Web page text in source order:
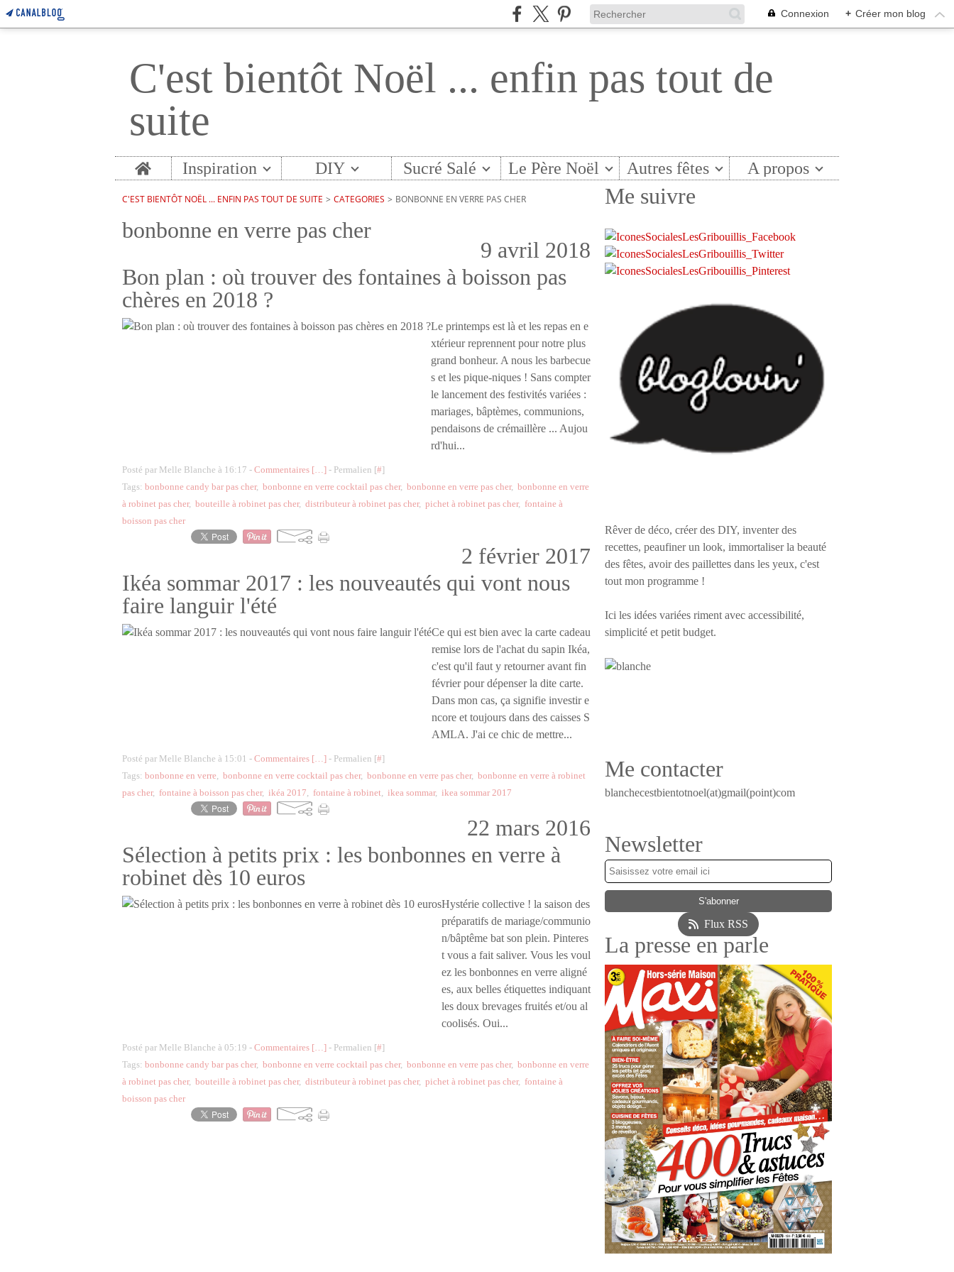
Connexion + Créer mon blog
C'est bientôt Noël ... enfin pas tout de
suite
Home Inspiration DIY Sucré Salé Le Père Noël Autres fêtes A propos
C'EST BIENTÔT NOËL ... ENFIN PAS TOUT DE SUITE > CATEGORIES > BONBONNE EN VERRE PAS CHER
bonbonne en verre pas cher
9 avril 2018
Bon plan : où trouver des fontaines à boisson pas
chères en 2018 ?
Le printemps est là et les repas en e
xtérieur reprennent pour notre plus
grand bonheur. A nous les barbecue
s et les pique-niques ! Sans compter
le lancement des festivités variées :
mariages, bâptèmes, communions,
pendaisons de crémaillère ... Aujou
rd'hui...
Posté par Melle Blanche à 16:17 - Commentaires […] - Permalien [#]
Tags: bonbonne candy bar pas cher, bonbonne en verre cocktail pas cher, bonbonne en verre pas cher, bonbonne en verre
à robinet pas cher, bouteille à robinet pas cher, distributeur à robinet pas cher, pichet à robinet pas cher, fontaine à
boisson pas cher
2 février 2017
Ikéa sommar 2017 : les nouveautés qui vont nous
faire languir l'été
Ce qui est bien avec la carte cadeau
remise lors de l'achat du sapin Ikéa,
c'est qu'il faut y retourner avant fin
février pour dépenser la dite carte.
Dans mon cas, ça signifie investir e
ncore et toujours dans des caisses S
AMLA. J'ai ce chic de mettre...
Posté par Melle Blanche à 15:01 - Commentaires […] - Permalien [#]
Tags: bonbonne en verre, bonbonne en verre cocktail pas cher, bonbonne en verre pas cher, bonbonne en verre à robinet
pas cher, fontaine à boisson pas cher, ikéa 2017, fontaine à robinet, ikea sommar, ikea sommar 2017
22 mars 2016
Sélection à petits prix : les bonbonnes en verre à
robinet dès 10 euros
Hystérie collective ! la saison des
préparatifs de mariage/communio
n/bâptême bat son plein. Pinteres
t vous a fait saliver. Vous les voul
ez les bonbonnes en verre aligné
es, aux belles étiquettes indiquant
les doux brevages fruités et/ou al
coolisés. Oui...
Posté par Melle Blanche à 05:19 - Commentaires […] - Permalien [#]
Tags: bonbonne candy bar pas cher, bonbonne en verre cocktail pas cher, bonbonne en verre pas cher, bonbonne en verre
à robinet pas cher, bouteille à robinet pas cher, distributeur à robinet pas cher, pichet à robinet pas cher, fontaine à
boisson pas cher
Me suivre
Rêver de déco, créer des DIY, inventer des
recettes, peaufiner un look, immortaliser la beauté
des fêtes, avoir des paillettes dans les yeux, c'est
tout mon programme !
Ici les idées variées riment avec accessibilité,
simplicité et petit budget.
Me contacter
blanchecestbientotnoel(at)gmail(point)com
Newsletter
Flux RSS
La presse en parle